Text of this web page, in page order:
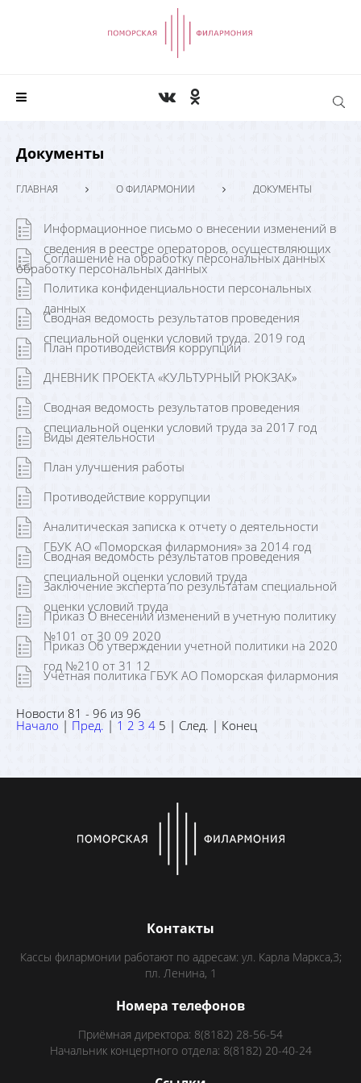
Документы
ГЛАВНАЯ О ФИЛАРМОНИИ ДОКУМЕНТЫ
Информационное письмо о внесении изменений в
сведения в реестре операторов, осуществляющих
обработку персональных данных
Соглашение на обработку персональных данных
Политика конфиденциальности персональных
данных
Сводная ведомость результатов проведения
специальной оценки условий труда. 2019 год
План противодействия коррупции
ДНЕВНИК ПРОЕКТА «КУЛЬТУРНЫЙ РЮКЗАК»
Сводная ведомость результатов проведения
специальной оценки условий труда за 2017 год
Виды деятельности
План улучшения работы
Противодействие коррупции
Аналитическая записка к отчету о деятельности
ГБУК АО «Поморская филармония» за 2014 год
Сводная ведомость результатов проведения
специальной оценки условий труда
Заключение эксперта по результатам специальной
оценки условий труда
Приказ О внесении изменений в учетную политику
№101 от 30 09 2020
Приказ Об утверждении учетной политики на 2020
год №210 от 31 12
Учетная политика ГБУК АО Поморская филармония
Новости 81 - 96 из 96
Начало | Пред. | 1 2 3 4 5 | След. | Конец
Контакты
Кассы филармонии работают по адресам: ул. Карла Маркса,3;
пл. Ленина, 1
Номера телефонов
Приёмная директора: 8(8182) 28-56-54
Начальник концертного отдела: 8(8182) 20-40-24